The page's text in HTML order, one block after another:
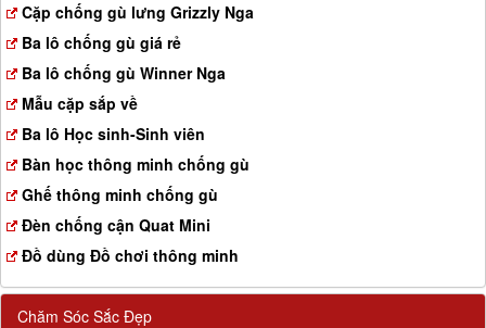
Cặp chống gù lưng Grizzly Nga
Ba lô chống gù giá rẻ
Ba lô chống gù Winner Nga
Mẫu cặp sắp về
Ba lô Học sinh-Sinh viên
Bàn học thông minh chống gù
Ghế thông minh chống gù
Đèn chống cận Quat Mini
Đồ dùng Đồ chơi thông minh
Chăm Sóc Sắc Đẹp